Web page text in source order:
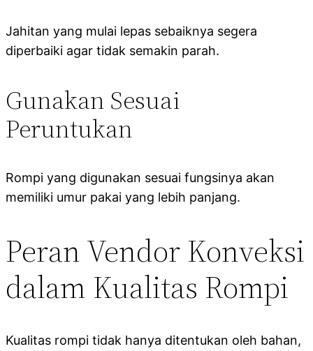
Jahitan yang mulai lepas sebaiknya segera
diperbaiki agar tidak semakin parah.
Gunakan Sesuai
Peruntukan
Rompi yang digunakan sesuai fungsinya akan
memiliki umur pakai yang lebih panjang.
Peran Vendor Konveksi
dalam Kualitas Rompi
Kualitas rompi tidak hanya ditentukan oleh bahan,